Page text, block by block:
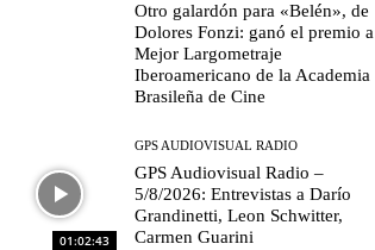
Otro galardón para «Belén», de
Dolores Fonzi: ganó el premio a
Mejor Largometraje
Iberoamericano de la Academia
Brasileña de Cine
01:02:43
GPS AUDIOVISUAL RADIO
GPS Audiovisual Radio –
5/8/2026: Entrevistas a Darío
Grandinetti, Leon Schwitter,
Carmen Guarini